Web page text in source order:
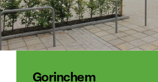
Gorinchem